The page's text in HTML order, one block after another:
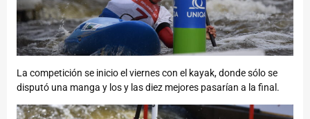
La competición se inicio el viernes con el kayak, donde sólo se
disputó una manga y los y las diez mejores pasarían a la final.